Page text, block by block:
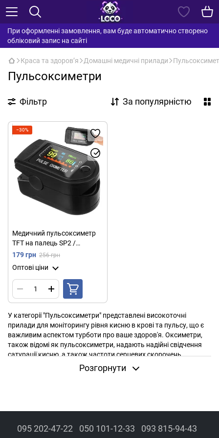
При оформленні замовлення, вам буде автоматично створено
обліковий запис на сайті
Краса та здоровʼя Домашні медичні прилади
Пульсоксиметри
Фільтр За популярністю
−30%
Медичний пульсоксиметр
TFT на палець SP2 /
Електронний вимірювач
179 грн 256 грн
Оптові ціни
У категорії "Пульсоксиметри" представлені високоточні
прилади для моніторингу рівня кисню в крові та пульсу, що є
важливим аспектом турботи про ваше здоров'я. Оксиметри,
також відомі як пульсоксиметри, надають надійні свідчення
сатурації кисню, а також частоти серцевих скорочень,
роблячи їх важливим інструментом для самоконтролю та
апаратів для вимірювання сатурації до передових оксиметрів
Розгорнути
095 202-47-22 050 101-12-33 093 815-94-43